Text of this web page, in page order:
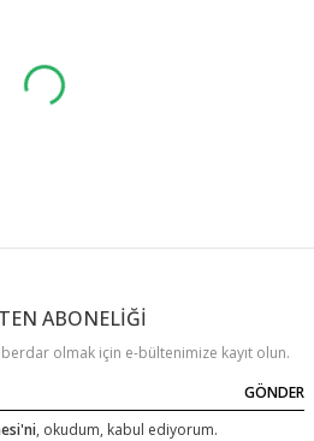
ABONELİĞİ
olmak için e-bültenimize kayıt olun.
GÖNDER
, okudum, kabul ediyorum.